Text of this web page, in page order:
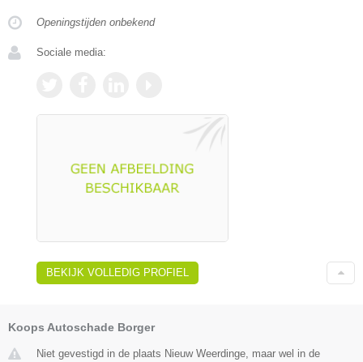
Openingstijden onbekend
Sociale media:
BEKIJK VOLLEDIG PROFIEL
Koops Autoschade Borger
Niet gevestigd in de plaats Nieuw Weerdinge, maar wel in de